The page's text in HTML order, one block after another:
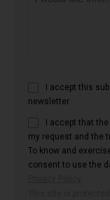
I accept this
newsletter
I accept that
my request and the
To know and
consent to use the
.